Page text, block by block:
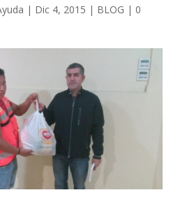
| Dic 4, 2015 | BLOG | 0